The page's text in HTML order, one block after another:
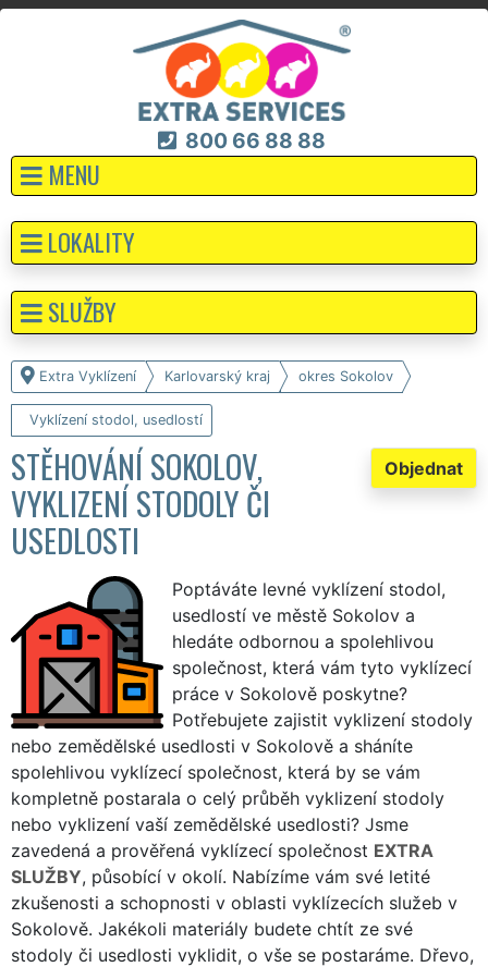
800 66 88 88
MENU
Extra Vyklízení Karlovarský kraj okres Sokolov
Vyklízení stodol, usedlostí
Objednat
STĚHOVÁNÍ SOKOLOV,
VYKLIZENÍ STODOLY ČI
USEDLOSTI
Poptáváte levné vyklízení stodol,
usedlostí ve městě Sokolov a
hledáte odbornou a spolehlivou
společnost, která vám tyto vyklízecí
práce v Sokolově poskytne?
Potřebujete zajistit vyklizení stodoly
nebo zemědělské usedlosti v Sokolově a sháníte
spolehlivou vyklízecí společnost, která by se vám
kompletně postarala o celý průběh vyklizení stodoly
nebo vyklizení vaší zemědělské usedlosti? Jsme
zavedená a prověřená vyklízecí společnost EXTRA
SLUŽBY, působící v okolí. Nabízíme vám své letité
zkušenosti a schopnosti v oblasti vyklízecích služeb v
Sokolově. Jakékoli materiály budete chtít ze své
stodoly či usedlosti vyklidit, o vše se postaráme. Dřevo,
LOKALITY
SLUŽBY